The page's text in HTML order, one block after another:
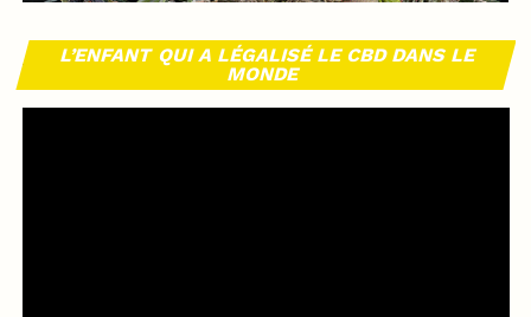
L’ENFANT QUI A LÉGALISÉ LE CBD DANS LE
MONDE